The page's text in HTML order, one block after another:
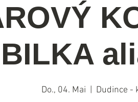
Do., 04. Mai Dudince -